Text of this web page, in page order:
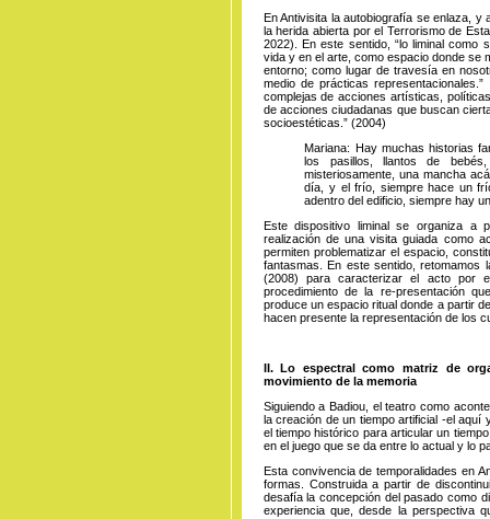
En Antivisita la autobiografía se enlaza,
la herida abierta por el Terrorismo de
2022). En este sentido, “lo liminal como
vida y en el arte, como espacio donde se
entorno; como lugar de travesía en
medio de prácticas
complejas de acciones artísticas,
de acciones ciudadanas que buscan
socioestéticas.” (2004)
Mariana: Hay muchas historias
los pasillos, llantos de
misteriosamente, una mancha
día, y el frío, siempre hace un
adentro del edificio, siempre hay
Este dispositivo liminal se organiza a
realización de una visita guiada como
permiten problematizar el espacio,
fantasmas. En este sentido, retomamos
(2008) para caracterizar el acto por
procedimiento de la re-presentación
produce un espacio ritual donde a partir
hacen presente la representación de los
II. Lo espectral como matriz de
movimiento de la memoria
Siguiendo a Badiou, el teatro como
la creación de un tiempo artificial -el
el tiempo histórico para articular un
en el juego que se da entre lo actual y lo
Esta convivencia de temporalidades en
formas. Construida a partir de
desafía la concepción del pasado como
experiencia que, desde la perspectiva